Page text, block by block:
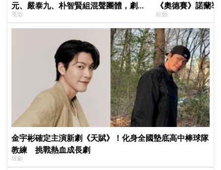
元、嚴泰九、朴智賢組混聲團體，劇中
曲《Love Is》超洗腦
電影
《奧德賽》諾蘭
比YA幸福笑容藏
綜藝
金宇彬確定主演新劇《天賦》！化身全國墊底高中棒球隊
教練 挑戰熱血成長劇
韓劇